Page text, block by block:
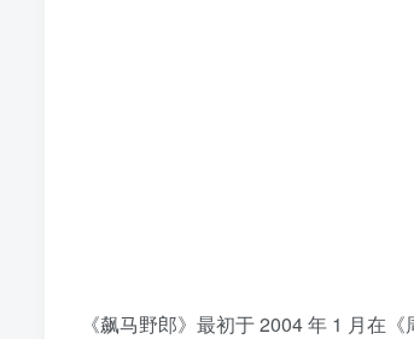
《飙马野郎》最初于 2004 年 1 月在